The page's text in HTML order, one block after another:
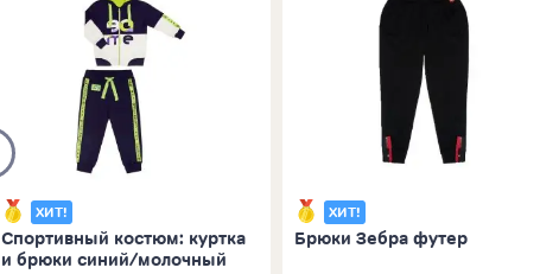
ХИТ!
Спортивный костюм: куртка
и брюки синий/молочный
ХИТ!
Брюки Зебра футер